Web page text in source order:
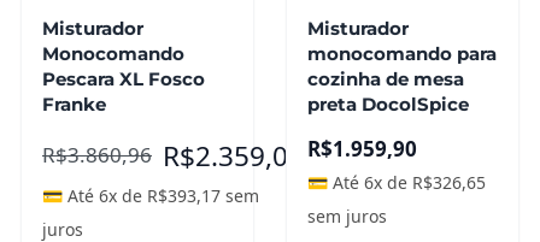
Misturador
Monocomando
Pescara XL Fosco
Franke
R$3.860,96 R$2.359,00
💳 Até 6x de R$393,17 sem
juros
Misturador
monocomando para
cozinha de mesa
preta DocolSpice
R$1.959,90
💳 Até 6x de R$326,65
sem juros